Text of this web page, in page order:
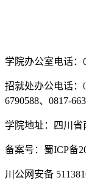
学院办公室电话：
招就处办公电话：
6790588、0817-
学院地址：四川省
备案号：蜀ICP备
川公网安备